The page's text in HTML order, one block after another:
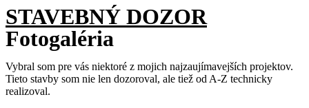
STAVEBNÝ DOZOR
Fotogaléria
Vybral som pre vás niektoré z mojich najzaujímavejších projektov.
Tieto stavby som nie len dozoroval, ale tiež od A-Z technicky
realizoval.